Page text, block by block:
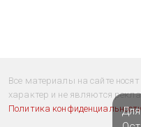
Все материалы на сайте
характер и не являются
Политика конфиденциальности